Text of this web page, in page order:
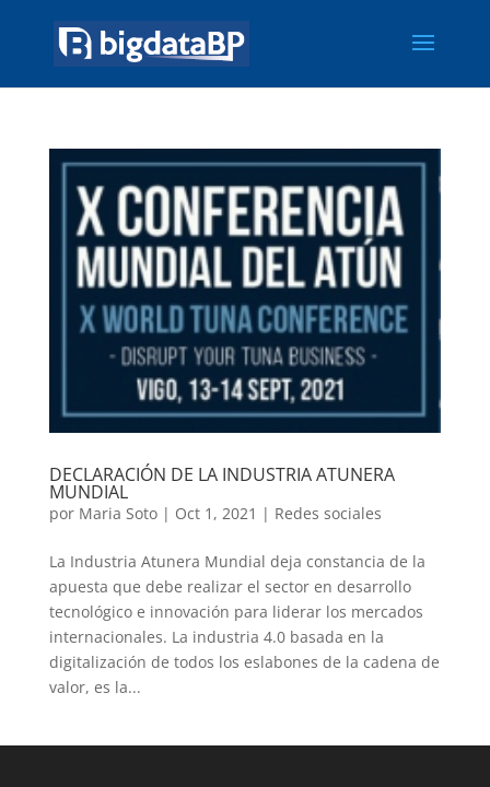
DECLARACIÓN DE LA INDUSTRIA ATUNERA
MUNDIAL
por Maria Soto| Oct 1, 2021 | Redes sociales
La Industria Atunera Mundial deja constancia de la
apuesta que debe realizar el sector en desarrollo
tecnológico e innovación para liderar los mercados
internacionales. La industria 4.0 basada en la
digitalización de todos los eslabones de la cadena de
valor, es la...